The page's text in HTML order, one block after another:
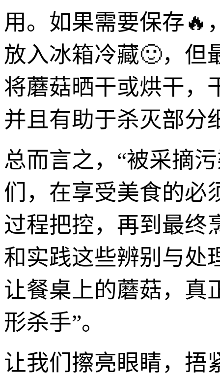
用。如果需要保存🔥
放入冰箱冷藏🙂，但
将蘑菇晒干或烘干，
并且有助于杀灭部分
总而言之，“被采摘
们，在享受美食的必
过程把控，再到最终
和实践这些辨别与处
让餐桌上的蘑菇，真
形杀手”。
让我们擦亮眼睛，捂